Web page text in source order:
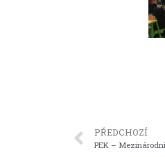
PŘEDCHOZÍ
PEK –